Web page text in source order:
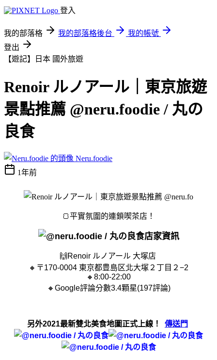
登入
我的部落格 我的部落格後台
我的帳號
登出
【遊記】日本 國外旅遊
Renoir ルノアール｜東京旅遊
景點推薦 @neru.foodie / 丸の
良食
Neru.foodie
1年前
🍞平實氛圍的連鎖喫茶店！
店家資訊
🙌 Renoir ルノアール 大塚店
🔸〒170-0004 東京都豊島区北大塚２丁目２−2
🔸8:00-22:00
🔸Google評論分數3.4顆星(197評論)
另外2021最新雙北美食地圖正式上線！ 傳送門